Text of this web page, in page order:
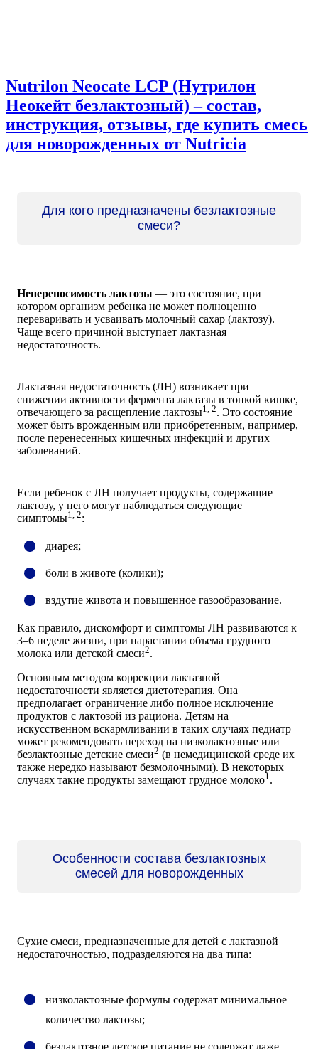
Nutrilon Neocate LCP (Нутрилон
Неокейт безлактозный) – состав,
инструкция, отзывы, где купить смесь
для новорожденных от Nutricia
Для кого предназначены безлактозные
смеси?
Непереносимость лактозы — это состояние, при
котором организм ребенка не может полноценно
переваривать и усваивать молочный сахар (лактозу).
Чаще всего причиной выступает лактазная
недостаточность.
Лактазная недостаточность (ЛН) возникает при
снижении активности фермента лактазы в тонкой кишке,
отвечающего за расщепление лактозы1, 2. Это состояние
может быть врожденным или приобретенным, например,
после перенесенных кишечных инфекций и других
заболеваний.
Если ребенок с ЛН получает продукты, содержащие
лактозу, у него могут наблюдаться следующие
симптомы1, 2:
диарея;
боли в животе (колики);
вздутие живота и повышенное газообразование.
Как правило, дискомфорт и симптомы ЛН развиваются к
3–6 неделе жизни, при нарастании объема грудного
молока или детской смеси2.
Основным методом коррекции лактазной
недостаточности является диетотерапия. Она
предполагает ограничение либо полное исключение
продуктов с лактозой из рациона. Детям на
искусственном вскармливании в таких случаях педиатр
может рекомендовать переход на низколактозные или
безлактозные детские смеси2 (в немедицинской среде их
также нередко называют безмолочными). В некоторых
случаях такие продукты замещают грудное молоко1 .
Особенности состава безлактозных
смесей для новорожденных
Сухие смеси, предназначенные для детей с лактазной
недостаточностью, подразделяются на два типа:
низколактозные формулы содержат минимальное
количество лактозы;
безлактозное детское питание не содержат даже